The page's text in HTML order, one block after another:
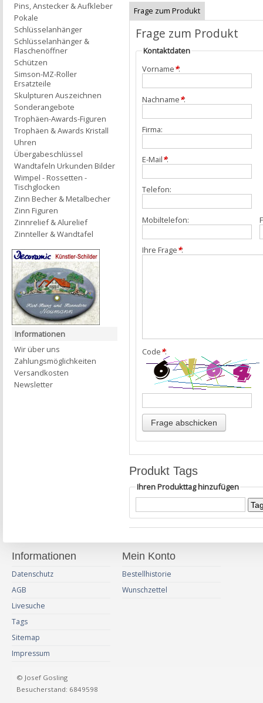
Frage zum Produkt
Frage zum Produkt
Kontaktdaten
Vorname*:
Nachname*:
Firma:
E-Mail*:
Telefon:
Mobiltelefon:
Ihre Frage*:
Code*:
Produkt Tags
Ihren Produkttag hinzufügen
Pins, Anstecker & Aufkleber
Pokale
Schlüsselanhänger
Schlüsselanhänger &
Flaschenöffner
Schützen
Simson-MZ-Roller
Ersatzteile
Skulpturen Auszeichnen
Sonderangebote
Trophäen-Awards-Figuren
Trophäen & Awards Kristall
Uhren
Übergabeschlüssel
Wandtafeln Urkunden Bilder
Wimpel - Rossetten -
Tischglocken
Zinn Becher & Metalbecher
Zinn Figuren
Zinnrelief & Alurelief
Zinnteller & Wandtafel
Informationen
Wir über uns
Zahlungsmöglichkeiten
Versandkosten
Newsletter
Informationen
Datenschutz
AGB
Livesuche
Tags
Sitemap
Impressum
Mein Konto
Bestellhistorie
Wunschzettel
© Josef Gosling
Besucherstand: 6849598